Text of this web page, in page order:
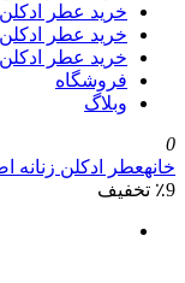
خرید عطر ادکلن
خرید عطر
خرید عطر ادکلن
فروشگاه
وبلاگ
0
خانهعطر ادکلن زنانه
٪9 تخفیف